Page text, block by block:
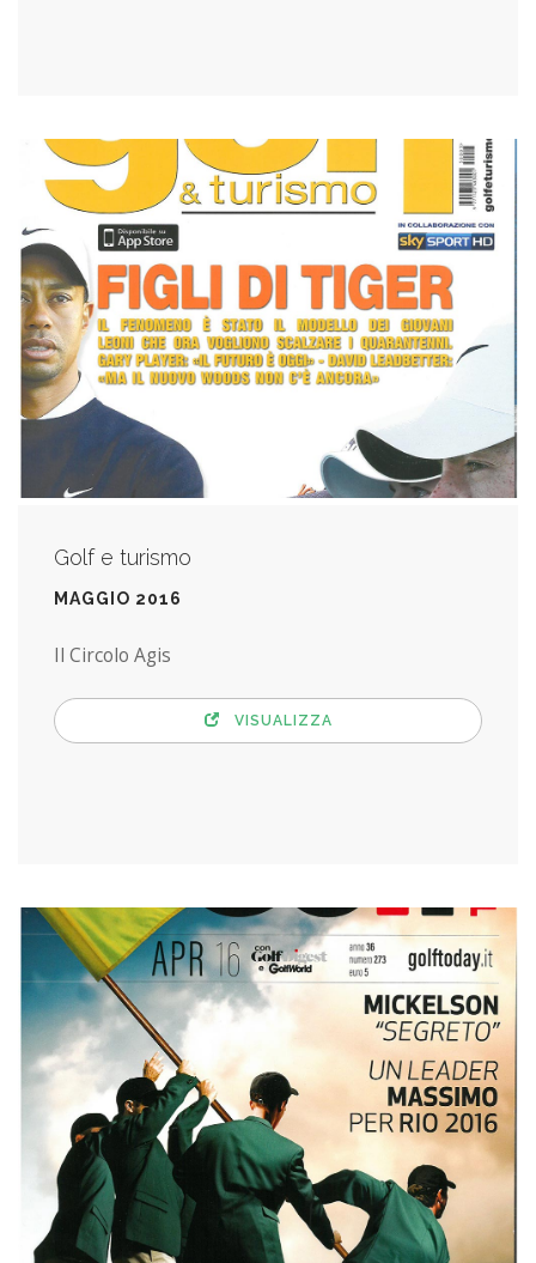
Golf e turismo
MAGGIO 2016
Il Circolo Agis
VISUALIZZA